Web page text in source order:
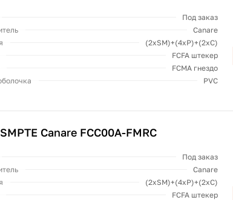
Под заказ
Canare
(2хSM)+(4xP)+(2xC)
FCFA штекер
FCMA гнездо
PVC
Canare FCC00A-FMRC
Под заказ
Canare
(2хSM)+(4xP)+(2xC)
FCFA штекер